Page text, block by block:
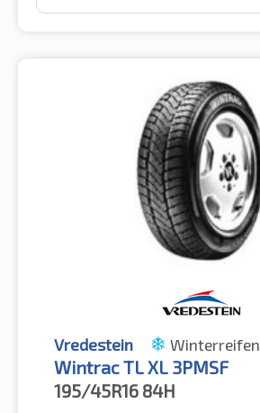
Vredestein Winterreifen
Wintrac TL XL 3PMSF
195/45R16 84H